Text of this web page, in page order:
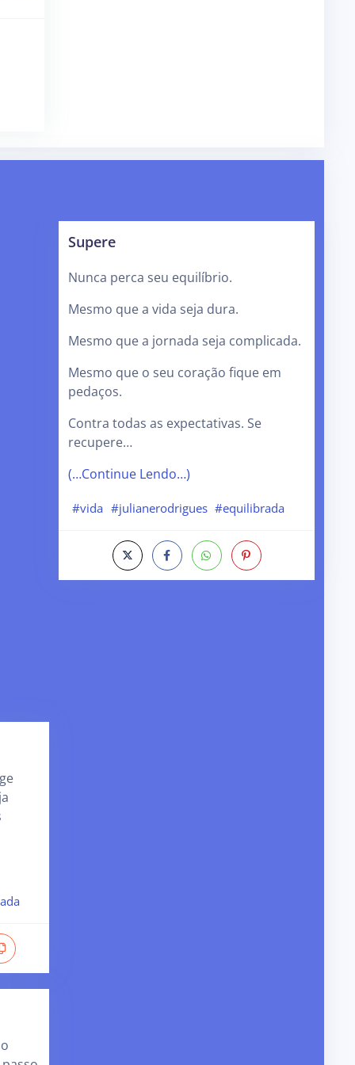
Supere
Nunca perca seu equilíbrio.
Mesmo que a vida seja dura.
Mesmo que a jornada seja complicada.
Mesmo que o seu coração fique em
pedaços.
Contra todas as expectativas. Se
recupere…
(…Continue Lendo…)
#vida #julianerodrigues #equilibrada